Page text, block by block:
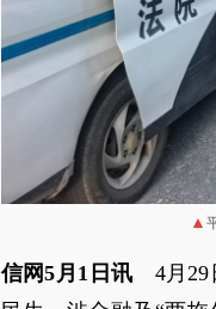
信网5月1日讯 4月29